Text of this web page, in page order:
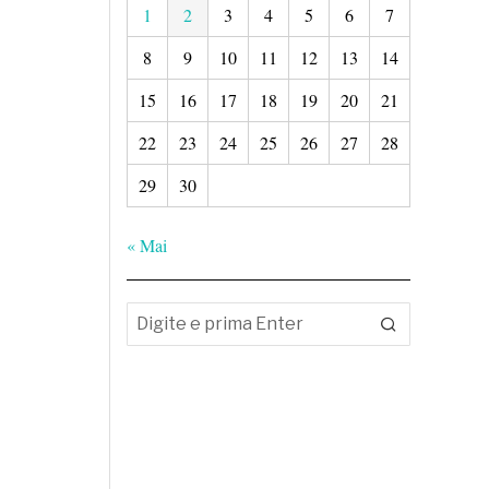
1 2 3 4 5 6
7
8
9 10 11 12 13
14
15
16 17 18 19 20
21
22
23 24 25 26 27
28
29
30
« Mai